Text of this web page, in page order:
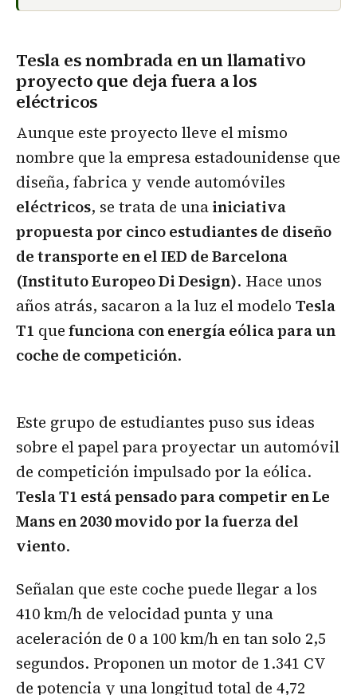
Tesla es nombrada en un llamativo
proyecto que deja fuera a los
eléctricos
Aunque este proyecto lleve el mismo
nombre que la empresa estadounidense que
diseña, fabrica y vende automóviles
eléctricos, se trata de unainiciativa
propuesta por cinco estudiantes de diseño
de transporte en el IED de Barcelona
(Instituto Europeo Di Design). Hace unos
años atrás, sacaron a la luz el modelo Tesla
T1 quefunciona con energía eólica para un
coche de competición.
Este grupo de estudiantes puso sus ideas
sobre el papel para proyectar un automóvil
de competición impulsado por la eólica.
Tesla T1 está pensado para competir en Le
Mans en 2030 movido por la fuerza del
viento.
Señalan que este coche puede llegar a los
410 km/h de velocidad punta y una
aceleración de 0 a 100 km/h en tan solo 2,5
segundos. Proponen un motor de 1.341 CV
de potencia y una longitud total de 4,72